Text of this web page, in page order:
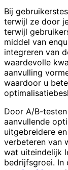
Bij
terwijl ze door
terwijl
middel van
integreren van
waardevolle
aanvulling
waardoor u
Door A/B-
aanvullende
uitgebreidere
verbeteren van
wat uiteindelijk
bedrijfsgroei. In